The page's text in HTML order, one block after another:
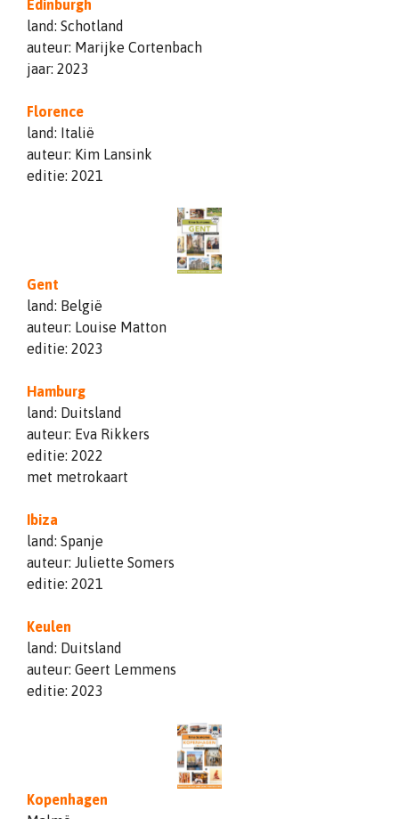
Edinburgh
land: Schotland
auteur: Marijke Cortenbach
jaar: 2023
Florence
land: Italië
auteur: Kim Lansink
editie: 2021
Gent
land: België
auteur: Louise Matton
editie: 2023
Hamburg
land: Duitsland
auteur: Eva Rikkers
editie: 2022
met metrokaart
Ibiza
land: Spanje
auteur: Juliette Somers
editie: 2021
Keulen
land: Duitsland
auteur: Geert Lemmens
editie: 2023
Kopenhagen